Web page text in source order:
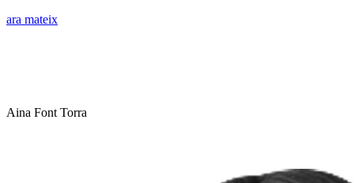
ara mateix
Aina Font Torra